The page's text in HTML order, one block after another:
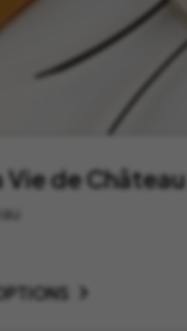
Vie de Château